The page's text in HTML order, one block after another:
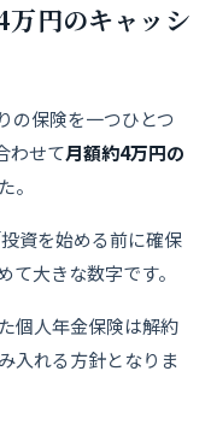
円のキャッシ
の保険を一つひとつ
わせて月額約4万円の
。
資を始める前に確保
て大きな数字です。
個人年金保険は解約
入れる方針となりま